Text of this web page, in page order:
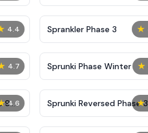
4.4 ★
Sprankler Phase 3
4.7 ★
Sprunki Phase Winter
4.6
9
★
Sprunki Reversed Phase 3
Definitive